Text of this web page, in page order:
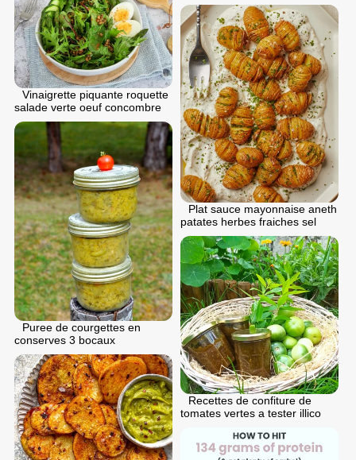
Vinaigrette piquante roquette
salade verte oeuf concombre
Plat sauce mayonnaise aneth
patates herbes fraiches sel
Puree de courgettes en
conserves 3 bocaux
Recettes de confiture de
tomates vertes a tester illico